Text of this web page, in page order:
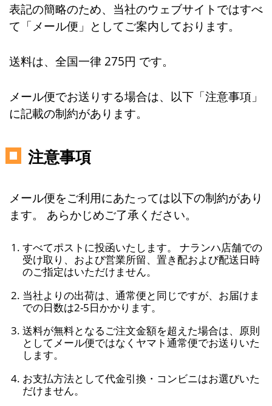
表記の簡略のため、当社のウェブサイトではすべ
て「メール便」としてご案内しております。
送料は、全国一律 275円 です。
メール便でお送りする場合は、以下「注意事項」
に記載の制約があります。
注意事項
メール便をご利用にあたっては以下の制約があり
ます。 あらかじめご了承ください。
すべてポストに投函いたします。 ナランハ店舗での
受け取り、および営業所留、置き配および配送日時
のご指定はいただけません。
当社よりの出荷は、通常便と同じですが、お届けま
での日数は2-5日かかります。
送料が無料となるご注文金額を超えた場合は、原則
としてメール便ではなくヤマト通常便でお送りいた
します。
お支払方法として代金引換・コンビニはお選びいた
だけません。